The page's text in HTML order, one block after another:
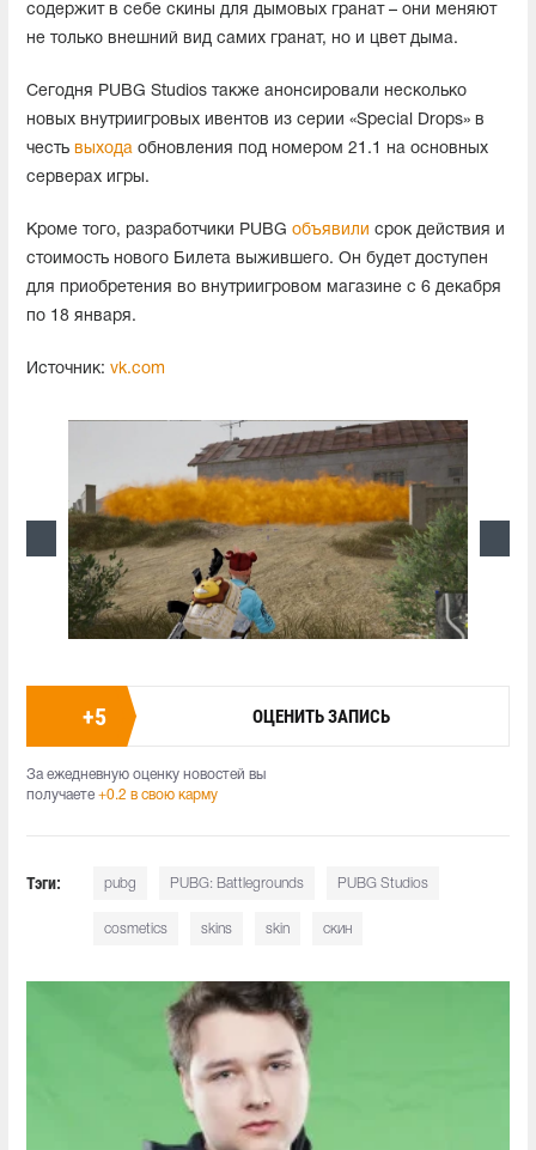
содержит в себе скины для дымовых гранат – они меняют
не только внешний вид самих гранат, но и цвет дыма.
Сегодня PUBG Studios также анонсировали несколько
новых внутриигровых ивентов из серии «Special Drops» в
честь выхода обновления под номером 21.1 на основных
серверах игры.
Кроме того, разработчики PUBG объявили срок действия и
стоимость нового Билета выжившего. Он будет доступен
для приобретения во внутриигровом магазине с 6 декабря
по 18 января.
Источник: vk.com
+5 ОЦЕНИТЬ ЗАПИСЬ
За ежедневную оценку новостей вы
получаете +0.2 в свою карму
Тэги: pubg PUBG: Battlegrounds PUBG Studios
cosmetics skins skin скин